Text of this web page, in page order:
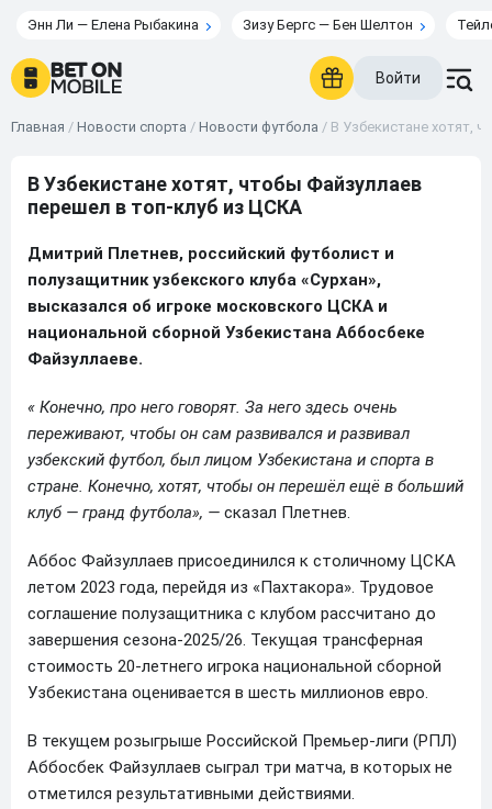
Энн Ли — Елена Рыбакина Зизу Бергс — Бен Шелтон
Войти
Главная / Новости спорта / Новости футбола / В Узбекистане хотят,
В Узбекистане хотят, чтобы Файзуллаев
перешел в топ-клуб из ЦСКА
Дмитрий Плетнев, российский футболист и
полузащитник узбекского клуба «Cурхан»,
высказался об игроке московского ЦСКА и
национальной сборной Узбекистана Аббосбеке
Файзуллаеве.
« Конечно, про него говорят. За него здесь очень
переживают, чтобы он сам развивался и развивал
узбекский футбол, был лицом Узбекистана и спорта в
стране. Конечно, хотят, чтобы он перешёл ещё в больший
клуб — гранд футбола», — сказал Плетнев.
Аббос Файзуллаев присоединился к столичному ЦСКА
летом 2023 года, перейдя из «Пахтакора». Трудовое
соглашение полузащитника с клубом рассчитано до
завершения сезона-2025/26. Текущая трансферная
стоимость 20-летнего игрока национальной сборной
Узбекистана оценивается в шесть миллионов евро.
В текущем розыгрыше Российской Премьер-лиги (РПЛ)
Аббосбек Файзуллаев сыграл три матча, в которых не
отметился результативными действиями.